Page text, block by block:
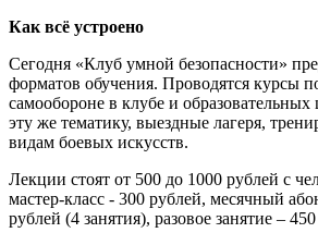
Как всё устроено
Сегодня «Клуб умной безопасности»
форматов обучения. Проводятся курсы
самообороне в клубе и
эту же тематику, выездные лагеря,
видам боевых искусств.
Лекции стоят от 500 до 1000 рублей с
мастер-класс - 300 рублей, месячный
рублей (4 занятия), разовое занятие –